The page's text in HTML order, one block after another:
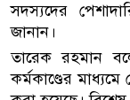
সদস্যদের
জানান।
তারেক রহমান
কর্মকাণ্ডের